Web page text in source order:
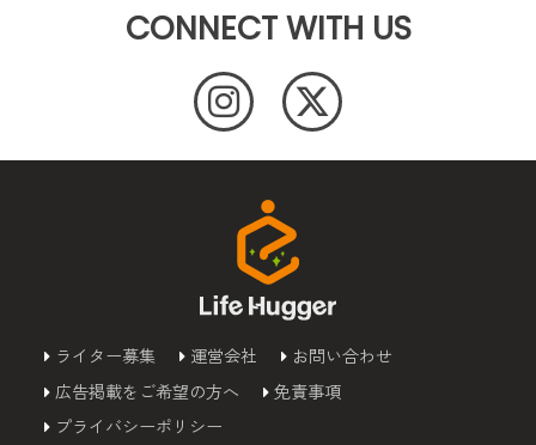
CONNECT WITH US
ライター募集 運営会社
お問い合わせ
広告掲載をご希望の方へ
免責事項
プライバシーポリシー